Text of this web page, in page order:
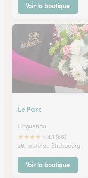
Voir la boutique
Le Parc
Haguenau
★★★★
4.1 (66)
26, route de Strasbourg
Voir la boutique